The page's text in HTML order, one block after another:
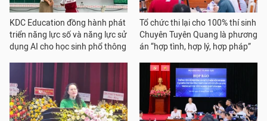
KDC Education đồng hành phát
triển năng lực số và năng lực sử
dụng AI cho học sinh phổ thông
Tổ chức thi lại cho 100% thí sinh
Chuyên Tuyên Quang là phương
án “hợp tình, hợp lý, hợp pháp”